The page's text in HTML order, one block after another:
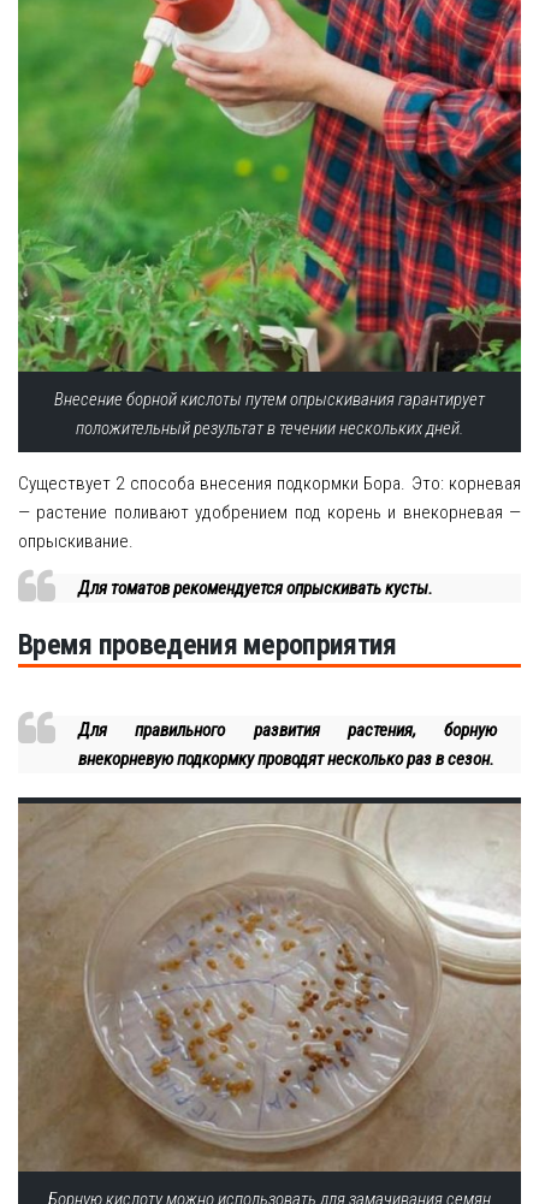
Внесение борной кислоты путем опрыскивания гарантирует
положительный результат в течении нескольких дней.
Существует 2 способа внесения подкормки Бора. Это: корневая
— растение поливают удобрением под корень и внекорневая —
опрыскивание.
Для томатов рекомендуется опрыскивать кусты.
Время проведения мероприятия
Для правильного развития растения, борную
внекорневую подкормку проводят несколько раз в сезон.
Борную кислоту можно использовать для замачивания семян